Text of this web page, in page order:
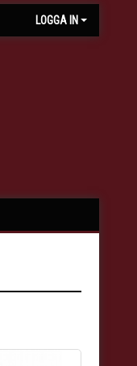
LOGGA IN